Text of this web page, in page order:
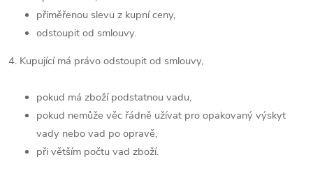
přiměřenou slevu z kupní ceny,
odstoupit od smlouvy.
4. Kupující má právo odstoupit od smlouvy,
pokud má zboží podstatnou vadu,
pokud nemůže věc řádně užívat pro opakovaný výskyt
vady nebo vad po opravě,
při větším počtu vad zboží.